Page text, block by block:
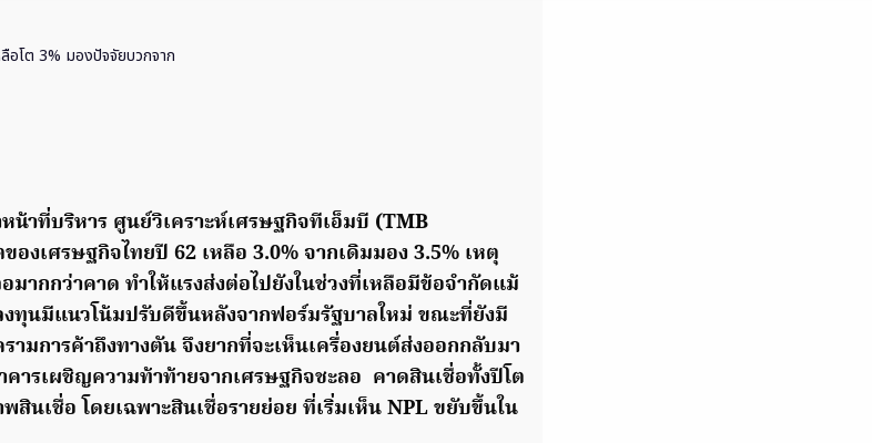
อโต 3% มองปัจจัยบวกจาก
น้าที่บริหาร ศูนย์วิเคราะห์เศรษฐกิจทีเอ็มบี (TMB
งเศรษฐกิจไทยปี 62 เหลือ 3.0% จากเดิมมอง 3.5% เหตุ
มากกว่าคาด ทำให้แรงส่งต่อไปยังในช่วงที่เหลือมีข้อจำกัดแม้
ทุนมีแนวโน้มปรับดีขึ้นหลังจากฟอร์มรัฐบาลใหม่ ขณะที่ยังมี
มการค้าถึงทางตัน จึงยากที่จะเห็นเครื่องยนต์ส่งออกกลับมา
ารเผชิญความท้าท้ายจากเศรษฐกิจชะลอ คาดสินเชื่อทั้งปีโต
นเชื่อ โดยเฉพาะสินเชื่อรายย่อย ที่เริ่มเห็น NPL ขยับขึ้นใน